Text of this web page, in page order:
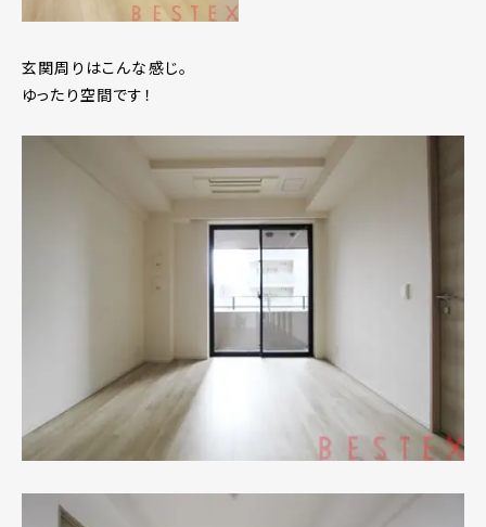
玄関周りはこんな感じ。
ゆったり空間です！